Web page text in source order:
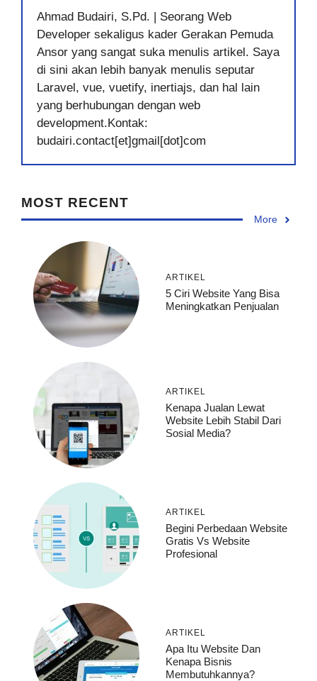
Ahmad Budairi, S.Pd. | Seorang Web
Developer sekaligus kader Gerakan Pemuda
Ansor yang sangat suka menulis artikel. Saya
di sini akan lebih banyak menulis seputar
Laravel, vue, vuetify, inertiajs, dan hal lain
yang berhubungan dengan web
development.Kontak:
budairi.contact[et]gmail[dot]com
MOST RECENT
More
ARTIKEL
5 Ciri Website Yang Bisa
Meningkatkan Penjualan
ARTIKEL
Kenapa Jualan Lewat
Website Lebih Stabil Dari
Sosial Media?
ARTIKEL
Begini Perbedaan Website
Gratis Vs Website
Profesional
ARTIKEL
Apa Itu Website Dan
Kenapa Bisnis
Membutuhkannya?